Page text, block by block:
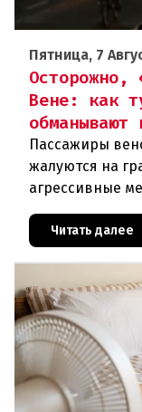
Пятница, 7
Осторожно,
Вене: как
обманывают
Пассажиры
жалуются на
агрессивные
на
ситуация
Читать далее